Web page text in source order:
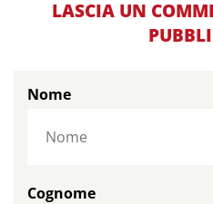
LASCIA UN
Nome
Cognome